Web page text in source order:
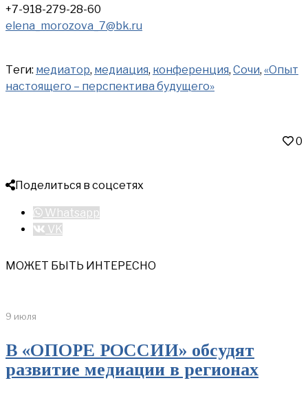
+7-918-279-28-60
elena_morozova_7@bk.ru
Теги: медиатор, медиация, конференция, Сочи, «Опыт
настоящего – перспектива будущего»
0
Поделиться в соцсетях
Whatsapp
VK
МОЖЕТ БЫТЬ ИНТЕРЕСНО
9 июля
В «ОПОРЕ РОССИИ» обсудят
развитие медиации в регионах